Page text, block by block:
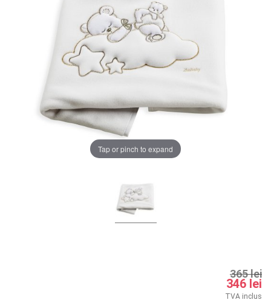
CAMERA COPILULUI
JUCARII
MARSUPII BEBELUSI
LEAGANE COPII
BALANSOARE COPII
Tap or pinch to expand
365 lei
346 lei
TVA inclus
Chrome cu detalii negre 3246 lei
Verde cu detalii negre
Alege culoarea cadrului